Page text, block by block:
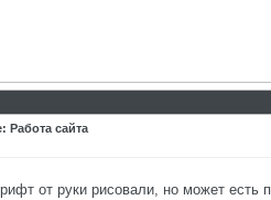
Работа сайта
от руки рисовали, но может есть